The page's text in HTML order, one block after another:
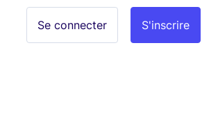
S'inscrire
Se connecter